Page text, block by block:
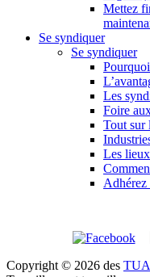
Mettez
Se syndiquer
Se syndiquer
Les
Foire
Tout sur
Les
Adhérez
Copyright © 2026 des